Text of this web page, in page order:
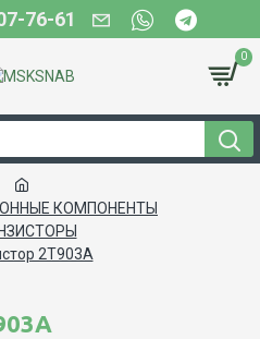
76-61
0
КОМПОНЕНТЫ
2Т903А